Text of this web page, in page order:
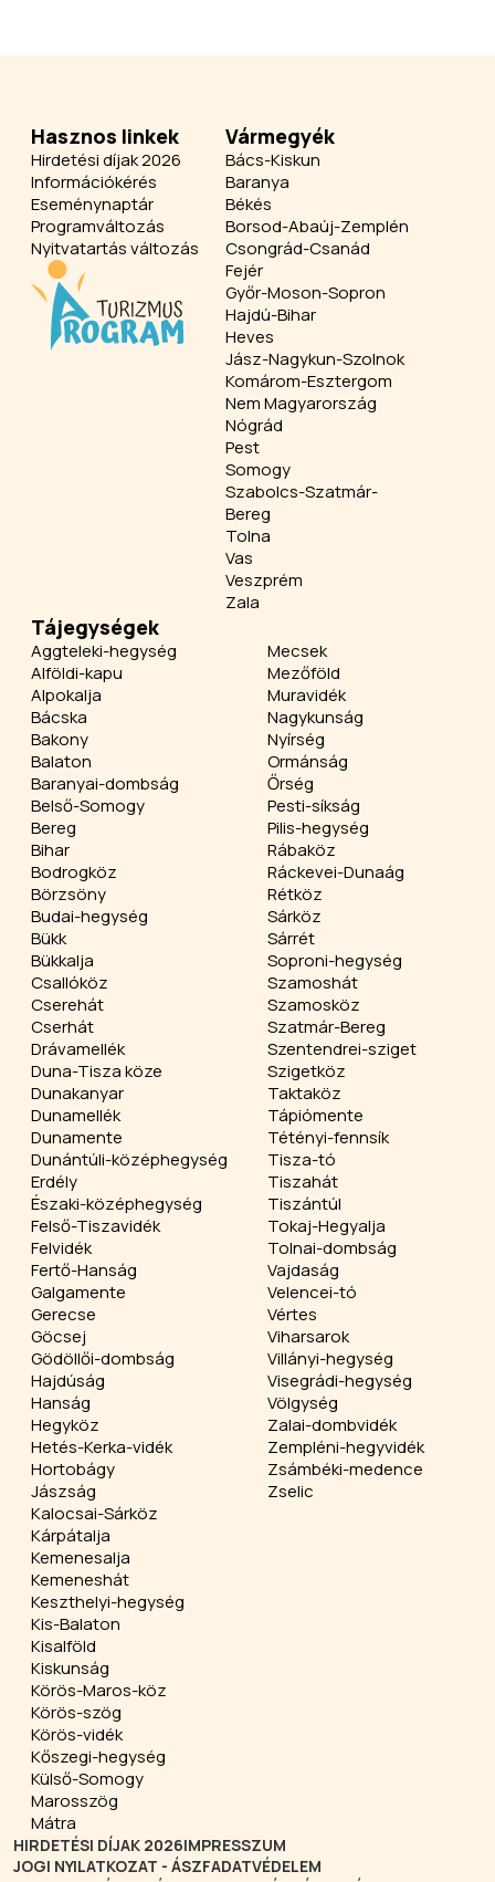
Hasznos linkek
Hirdetési díjak 2026
Információkérés
Eseménynaptár
Programváltozás
Nyitvatartás változás
Vármegyék
Bács-Kiskun
Baranya
Békés
Borsod-Abaúj-Zemplén
Csongrád-Csanád
Fejér
Győr-Moson-Sopron
Hajdú-Bihar
Heves
Jász-Nagykun-Szolnok
Komárom-Esztergom
Nem Magyarország
Nógrád
Pest
Somogy
Szabolcs-Szatmár-
Bereg
Tolna
Vas
Veszprém
Zala
Tájegységek
Aggteleki-hegység
Alföldi-kapu
Alpokalja
Bácska
Bakony
Balaton
Baranyai-dombság
Belső-Somogy
Bereg
Bihar
Bodrogköz
Börzsöny
Budai-hegység
Bükk
Bükkalja
Csallóköz
Cserehát
Cserhát
Drávamellék
Duna-Tisza köze
Dunakanyar
Dunamellék
Dunamente
Dunántúli-középhegység
Erdély
Északi-középhegység
Felső-Tiszavidék
Felvidék
Fertő-Hanság
Galgamente
Gerecse
Göcsej
Gödöllői-dombság
Hajdúság
Hanság
Hegyköz
Hetés-Kerka-vidék
Hortobágy
Jászság
Kalocsai-Sárköz
Kárpátalja
Kemenesalja
Kemeneshát
Keszthelyi-hegység
Kis-Balaton
Kisalföld
Kiskunság
Körös-Maros-köz
Körös-szög
Körös-vidék
Kőszegi-hegység
Külső-Somogy
Marosszög
Mátra
Mecsek
Mezőföld
Muravidék
Nagykunság
Nyírség
Ormánság
Őrség
Pesti-síkság
Pilis-hegység
Rábaköz
Ráckevei-Dunaág
Rétköz
Sárköz
Sárrét
Soproni-hegység
Szamoshát
Szamosköz
Szatmár-Bereg
Szentendrei-sziget
Szigetköz
Taktaköz
Tápiómente
Tétényi-fennsík
Tisza-tó
Tiszahát
Tiszántúl
Tokaj-Hegyalja
Tolnai-dombság
Vajdaság
Velencei-tó
Vértes
Viharsarok
Villányi-hegység
Visegrádi-hegység
Völgység
Zalai-dombvidék
Zempléni-hegyvidék
Zsámbéki-medence
Zselic
HIRDETÉSI DÍJAK 2026IMPRESSZUM
JOGI NYILATKOZAT - ÁSZFADATVÉDELEM